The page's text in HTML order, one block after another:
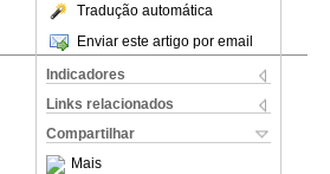
Tradução automática
Enviar este artigo por email
Indicadores
Links relacionados
Compartilhar
Mais